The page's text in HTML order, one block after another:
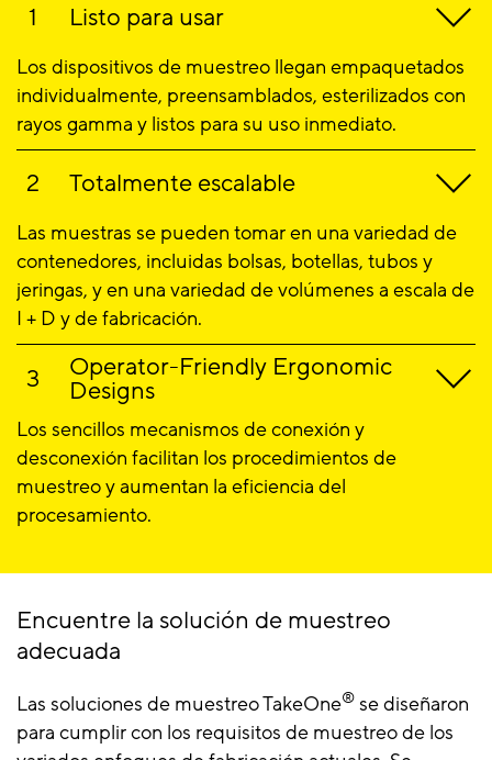
Listo para usar
Los dispositivos de muestreo llegan empaquetados
individualmente, preensamblados, esterilizados con
rayos gamma y listos para su uso inmediato.
Totalmente escalable
Las muestras se pueden tomar en una variedad de
contenedores, incluidas bolsas, botellas, tubos y
jeringas, y en una variedad de volúmenes a escala de
I + D y de fabricación.
Operator-Friendly Ergonomic
Designs
Los sencillos mecanismos de conexión y
desconexión facilitan los procedimientos de
muestreo y aumentan la eficiencia del
procesamiento.
Encuentre la solución de muestreo
adecuada
Las soluciones de muestreo TakeOne® se diseñaron
para cumplir con los requisitos de muestreo de los